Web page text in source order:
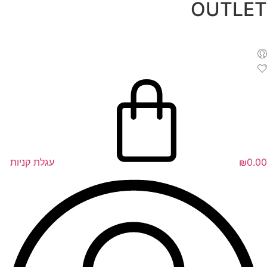
דלג
OUTLET
₪0.00 עגלת קניות